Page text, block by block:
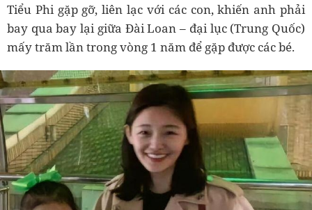
Tiểu Phi gặp gỡ, liên lạc với các con, khiến anh phải
bay qua bay lại giữa Đài Loan – đại lục (Trung Quốc)
mấy trăm lần trong vòng 1 năm để gặp được các bé.